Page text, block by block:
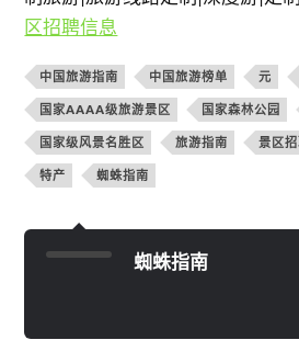
区招聘信息
中国旅游指南 中国旅游榜单 元
国家AAAA级旅游景区 国家森林公园
国家级风景名胜区 旅游指南 景区
特产 蜘蛛指南
蜘蛛指南